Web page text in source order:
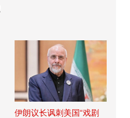
伊朗议长讽刺美国“戏剧